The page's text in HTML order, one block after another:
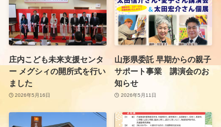
庄内こども未来支援センタ
ー メグシィの開所式を行い
ました
2026年5月16日
山形県委託 早期からの親子
サポート事業 講演会のお
知らせ
2026年5月11日